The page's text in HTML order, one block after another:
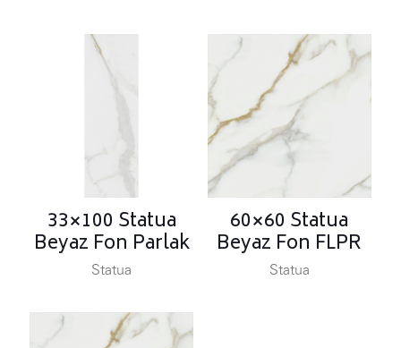
33×100 Statua
Beyaz Fon Parlak
Statua
60×60 Statua
Beyaz Fon FLPR
Statua